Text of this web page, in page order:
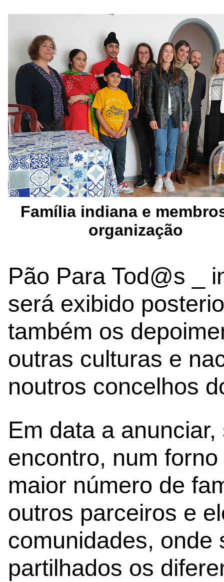
Família indiana e
organização
Pão Para Tod@s _
será exibido
também os
outras culturas e
noutros concelhos
Em data a
encontro, num
maior número de
outros parceiros e
comunidades, onde
partilhados os